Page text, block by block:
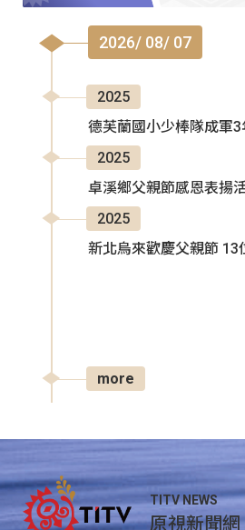
2026/ 08/ 07
2025
德芙蘭國小少棒隊成軍
2025
卓溪鄉父親節感恩表揚
2025
新北烏來歡慶父親節 13
more
TITV NEWS
原視新聞網